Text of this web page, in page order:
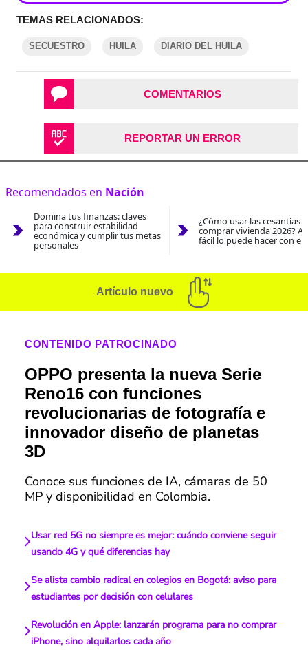
TEMAS RELACIONADOS:
SECUESTRO HUILA DIARIO DEL HUILA
COMENTARIOS
REPORTAR UN ERROR
Recomendados en Nación
Domina tus finanzas: claves
para construir estabilidad
económica y cumplir tus metas
personales
¿Cómo usar las cesantías
comprar vivienda 2026?
fácil lo puede hacer con el
Artículo nuevo
CONTENIDO PATROCINADO
OPPO presenta la nueva Serie
Reno16 con funciones
revolucionarias de fotografía e
innovador diseño de planetas
3D
Conoce sus funciones de IA, cámaras de 50
MP y disponibilidad en Colombia.
Usar red 5G no siempre es mejor: cuándo conviene seguir
usando 4G y qué diferencias hay
Se alista cambio radical en colegios en Bogotá: aviso para
estudiantes por decisión con celulares
Revolución en Apple: lanzarán programa para no comprar
iPhone, sino alquilarlos cada año